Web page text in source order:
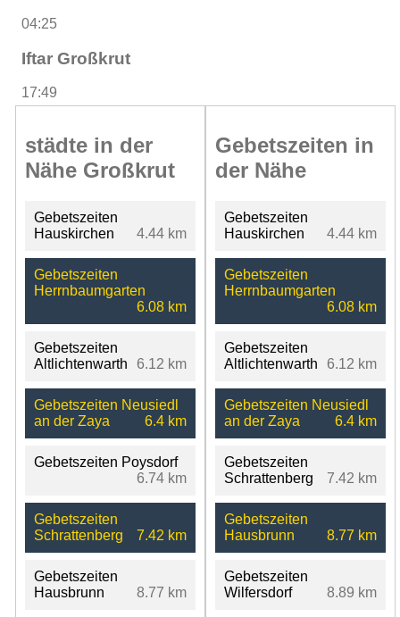
04:25
Iftar Großkrut
17:49
städte in der
Nähe Großkrut
Gebetszeiten
Hauskirchen
4.44 km
Gebetszeiten
Herrnbaumgarten
6.08 km
Gebetszeiten
Altlichtenwarth
6.12 km
Gebetszeiten Neusiedl
an der Zaya
6.4 km
Gebetszeiten Poysdorf
6.74 km
Gebetszeiten
Schrattenberg
7.42 km
Gebetszeiten
Hausbrunn
8.77 km
Gebetszeiten in
der Nähe
Gebetszeiten
Hauskirchen
4.44 km
Gebetszeiten
Herrnbaumgarten
6.08 km
Gebetszeiten
Altlichtenwarth
6.12 km
Gebetszeiten Neusiedl
an der Zaya
6.4 km
Gebetszeiten
Schrattenberg
7.42 km
Gebetszeiten
Hausbrunn
8.77 km
Gebetszeiten
Wilfersdorf
8.89 km